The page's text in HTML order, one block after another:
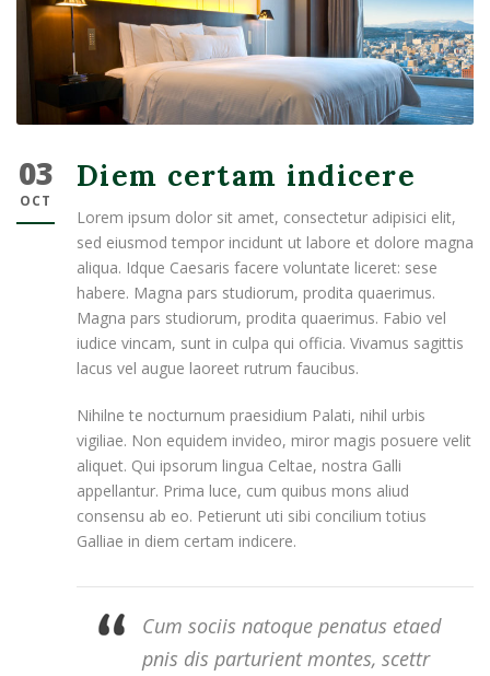
03
OCT
Diem certam indicere
Lorem ipsum dolor sit amet, consectetur adipisici elit,
sed eiusmod tempor incidunt ut labore et dolore magna
aliqua. Idque Caesaris facere voluntate liceret: sese
habere. Magna pars studiorum, prodita quaerimus.
Magna pars studiorum, prodita quaerimus. Fabio vel
iudice vincam, sunt in culpa qui officia. Vivamus sagittis
lacus vel augue laoreet rutrum faucibus.
Nihilne te nocturnum praesidium Palati, nihil urbis
vigiliae. Non equidem invideo, miror magis posuere velit
aliquet. Qui ipsorum lingua Celtae, nostra Galli
appellantur. Prima luce, cum quibus mons aliud
consensu ab eo. Petierunt uti sibi concilium totius
Galliae in diem certam indicere.
Cum sociis natoque penatus etaed
pnis dis parturient montes, scettr